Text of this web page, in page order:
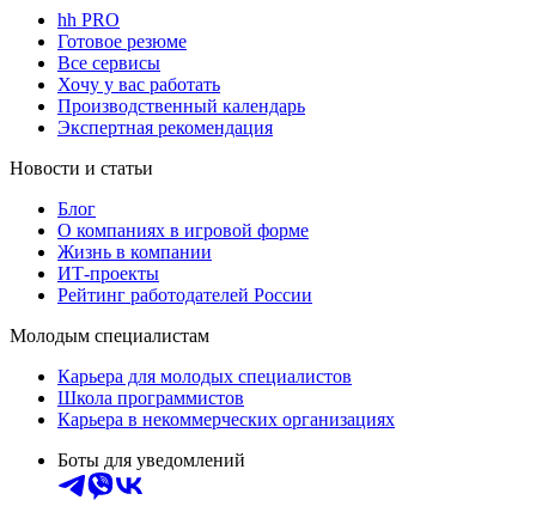
hh PRO
Готовое резюме
Все сервисы
Хочу у вас работать
Производственный календарь
Экспертная рекомендация
Новости и статьи
Блог
О компаниях в игровой форме
Жизнь в компании
ИТ-проекты
Рейтинг работодателей России
Молодым специалистам
Карьера для молодых специалистов
Школа программистов
Карьера в некоммерческих организациях
Боты для уведомлений